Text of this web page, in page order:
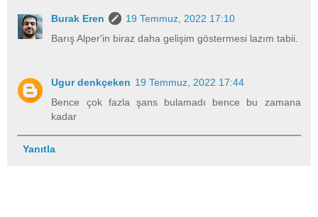
Burak Eren
19 Temmuz, 2022 17:10
Barış Alper'in biraz daha gelişim göstermesi lazım tabii.
Ugur denkçeken 19 Temmuz, 2022 17:44
Bence çok fazla şans bulamadı bence bu zamana
kadar
Yanıtla